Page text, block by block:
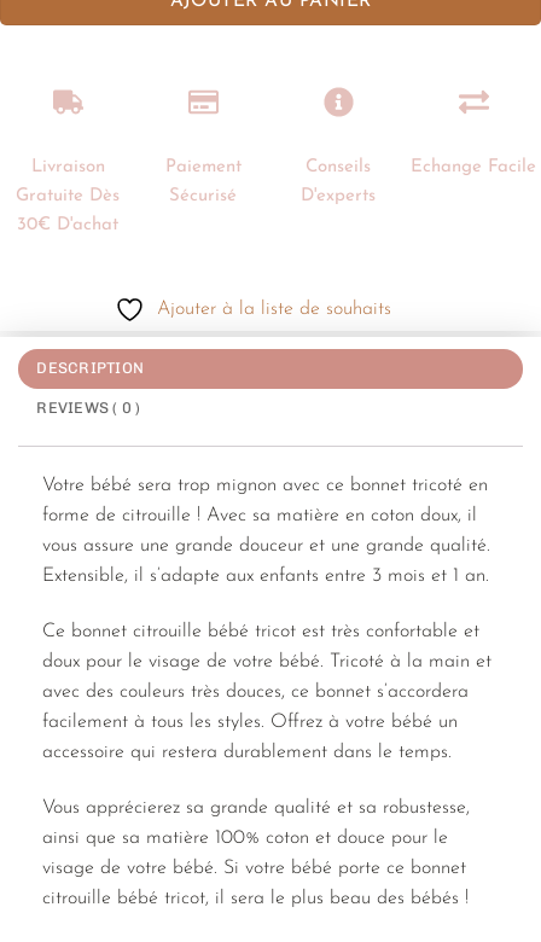
Livraison
Gratuite Dès
30€ D'achat
Paiement
Sécurisé
Conseils
D'experts
Echange Facile
Ajouter à la liste de souhaits
DESCRIPTION
REVIEWS ( 0 )
Votre bébé sera trop mignon avec ce bonnet tricoté en
forme de citrouille ! Avec sa matière en coton doux, il
vous assure une grande douceur et une grande qualité.
Extensible, il s’adapte aux enfants entre 3 mois et 1 an.
Ce bonnet citrouille bébé tricot est très confortable et
doux pour le visage de votre bébé. Tricoté à la main et
avec des couleurs très douces, ce bonnet s’accordera
facilement à tous les styles. Offrez à votre bébé un
accessoire qui restera durablement dans le temps.
Vous apprécierez sa grande qualité et sa robustesse,
ainsi que sa matière 100% coton et douce pour le
visage de votre bébé. Si votre bébé porte ce bonnet
citrouille bébé tricot, il sera le plus beau des bébés !